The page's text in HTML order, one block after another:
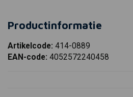
Productinformatie
Artikelcode: 414-0889
EAN-code: 4052572240458